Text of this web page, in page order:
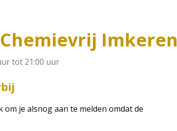
Imkeren
tot 21:00 uur
je alsnog aan te melden omdat de